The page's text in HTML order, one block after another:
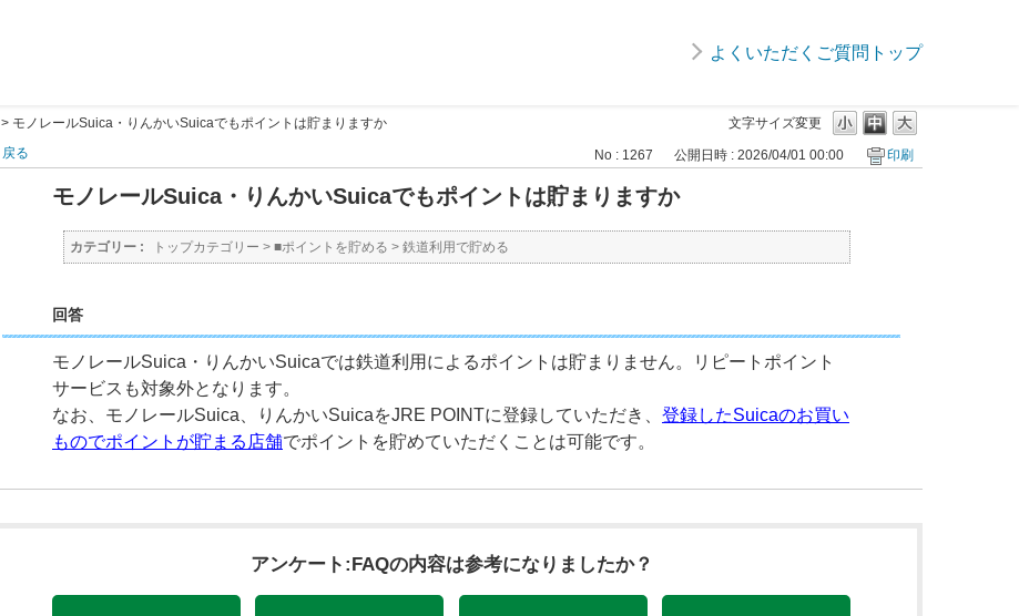
よくいただくご質問トップ
文字サイズ変更
> モノレールSuica・りんかいSuicaでもポイントは貯まりますか
戻る No : 1267 公開日時 : 2026/04/01 00:00 印刷
モノレールSuica・りんかいSuicaでもポイントは貯まりますか
カテゴリー : トップカテゴリー > ■ポイントを貯める > 鉄道利用で貯める
回答
モノレールSuica・りんかいSuicaでは鉄道利用によるポイントは貯まりません。リピートポイント
サービスも対象外となります。
なお、モノレールSuica、りんかいSuicaをJRE POINTに登録していただき、 登録したSuicaのお買い
ものでポイントが貯まる店舗でポイントを貯めていただくことは可能です。
アンケート:FAQの内容は参考になりましたか？